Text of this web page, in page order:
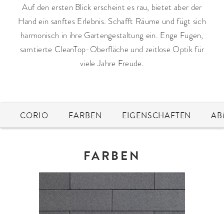
Auf den ersten Blick erscheint es rau, bietet aber der
Hand ein sanftes Erlebnis. Schafft Räume und fügt sich
harmonisch in ihre Gartengestaltung ein. Enge Fugen,
samtierte CleanTop-Oberfläche und zeitlose Optik für
viele Jahre Freude.
CORIO FARBEN EIGENSCHAFTEN
FARBEN